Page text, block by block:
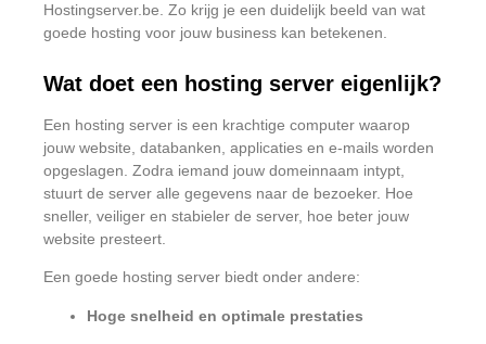
Hostingserver.be. Zo krijg je een duidelijk beeld van wat
goede hosting voor jouw business kan betekenen.
Wat doet een hosting server eigenlijk?
Een hosting server is een krachtige computer waarop
jouw website, databanken, applicaties en e-mails worden
opgeslagen. Zodra iemand jouw domeinnaam intypt,
stuurt de server alle gegevens naar de bezoeker. Hoe
sneller, veiliger en stabieler de server, hoe beter jouw
website presteert.
Een goede hosting server biedt onder andere:
Hoge snelheid en optimale prestaties